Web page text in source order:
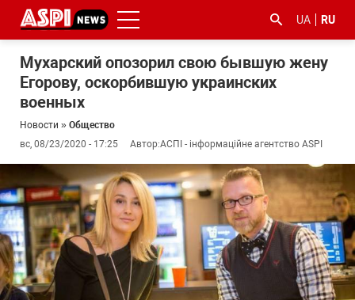
UA RU
Мухарский опозорил свою бывшую жену
Егорову, оскорбившую украинских
военных
Новости » Общество
вс, 08/23/2020 - 17:25
Автор:АСПІ - інформаційне агентство ASPI
#ООС
#боротьба
з
корупцією
#гфс #Киев #коронавірус